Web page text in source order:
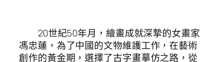
20世紀50年月，繪畫成就深摯的女畫家
馮忠蓮，為了中國的文物維護工作，在藝術
創作的黃金期，選擇了古字畫摹仿之路，從